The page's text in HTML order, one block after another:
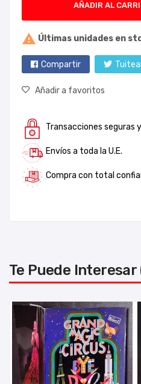
AÑADIR AL
 Últimas unidades en
Compartir
Añadir a favoritos
Transacciones seguras
Envíos a toda la U.E.
Compra con total
Te Puede Interesar